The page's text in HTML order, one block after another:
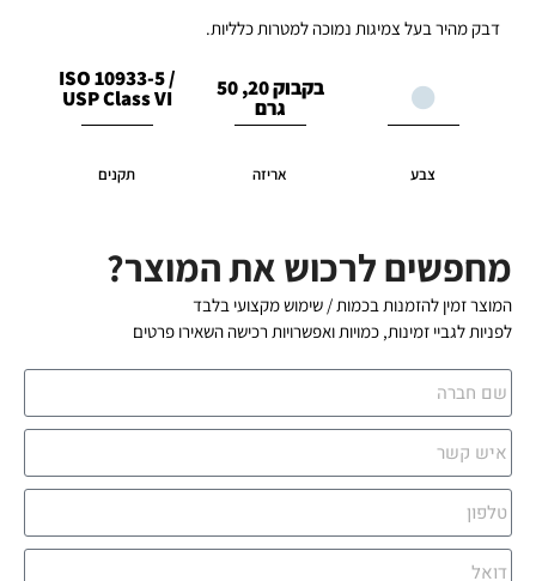
דבק מהיר בעל צמיגות נמוכה למטרות כלליות.
צבע
בקבוק 20, 50
גרם
אריזה
/ ISO 10933-5
USP Class VI
תקנים
מחפשים לרכוש את המוצר?
המוצר זמין להזמנות בכמות / שימוש מקצועי בלבד
לפניות לגביי זמינות, כמויות ואפשרויות רכישה השאירו פרטים